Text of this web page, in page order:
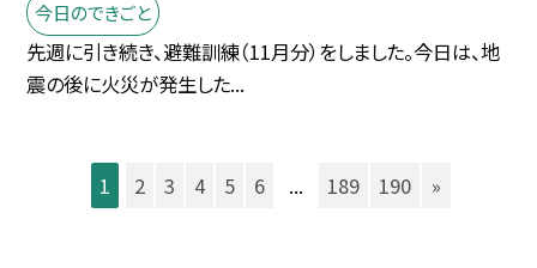
今日のできごと
先週に引き続き、避難訓練（11月分）をしました。今日は、地
震の後に火災が発生した...
1 2 3 4 5 6 ... 189 190 »